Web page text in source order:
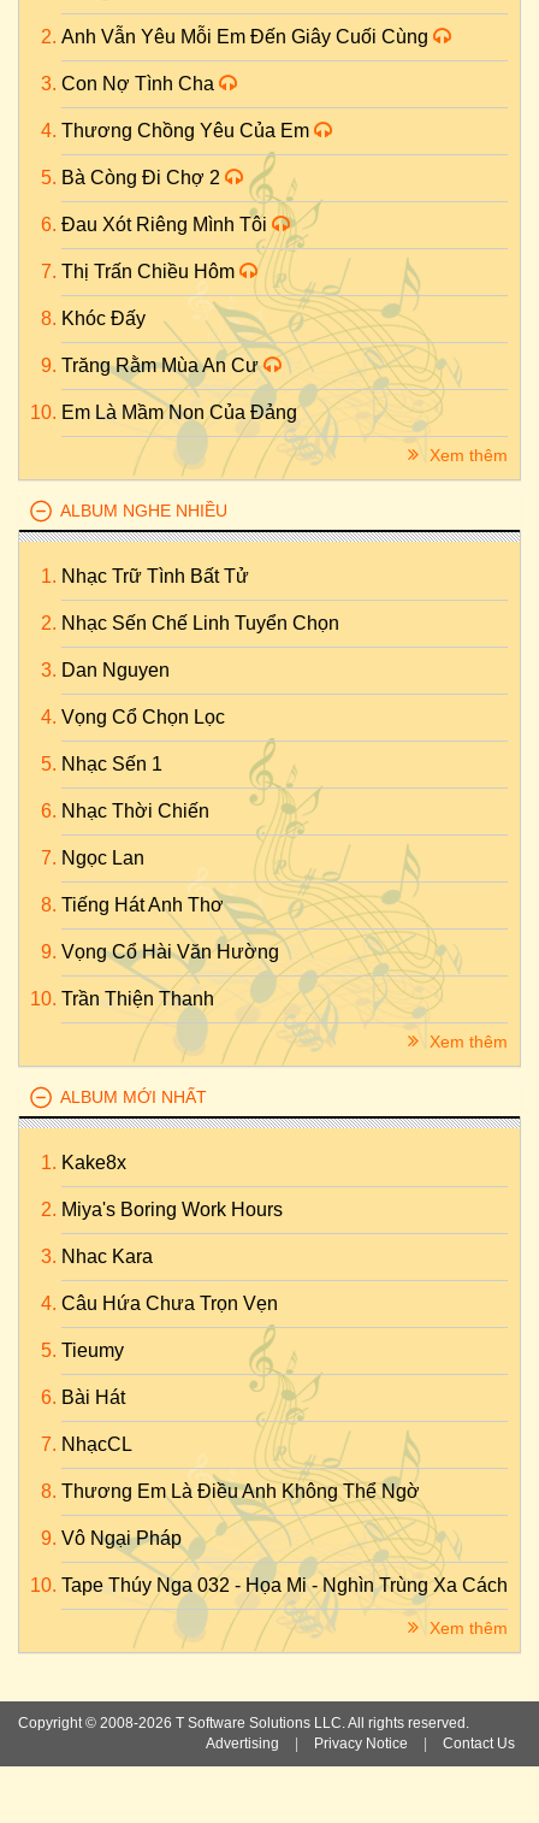
Anh Vẫn Yêu Mỗi Em Đến Giây Cuối Cùng
Con Nợ Tình Cha
Thương Chồng Yêu Của Em
Bà Còng Đi Chợ 2
Đau Xót Riêng Mình Tôi
Thị Trấn Chiều Hôm
Khóc Đấy
Trăng Rằm Mùa An Cư
Em Là Mầm Non Của Đảng
Xem thêm
ALBUM NGHE NHIỀU
Nhạc Trữ Tình Bất Tử
Nhạc Sến Chế Linh Tuyển Chọn
Dan Nguyen
Vọng Cổ Chọn Lọc
Nhạc Sến 1
Nhạc Thời Chiến
Ngọc Lan
Tiếng Hát Anh Thơ
Vọng Cổ Hài Văn Hường
Trần Thiện Thanh
Xem thêm
ALBUM MỚI NHẤT
Kake8x
Miya's Boring Work Hours
Nhac Kara
Câu Hứa Chưa Trọn Vẹn
Tieumy
Bài Hát
NhạcCL
Thương Em Là Điều Anh Không Thể Ngờ
Vô Ngại Pháp
Tape Thúy Nga 032 - Họa Mi - Nghìn Trùng Xa Cách
Xem thêm
Copyright © 2008-2026 T Software Solutions LLC. All rights reserved.
Advertising
Privacy Notice Contact Us